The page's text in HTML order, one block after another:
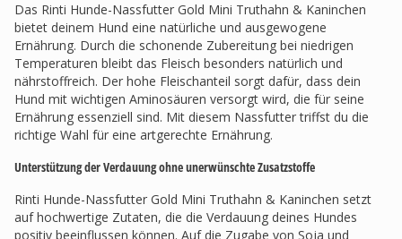
Das Rinti Hunde-Nassfutter Gold Mini Truthahn & Kaninchen
bietet deinem Hund eine natürliche und ausgewogene
Ernährung. Durch die schonende Zubereitung bei niedrigen
Temperaturen bleibt das Fleisch besonders natürlich und
nährstoffreich. Der hohe Fleischanteil sorgt dafür, dass dein
Hund mit wichtigen Aminosäuren versorgt wird, die für seine
Ernährung essenziell sind. Mit diesem Nassfutter triffst du die
richtige Wahl für eine artgerechte Ernährung.
Unterstützung der Verdauung ohne unerwünschte Zusatzstoffe
Rinti Hunde-Nassfutter Gold Mini Truthahn & Kaninchen setzt
auf hochwertige Zutaten, die die Verdauung deines Hundes
positiv beeinflussen können. Auf die Zugabe von Soja und